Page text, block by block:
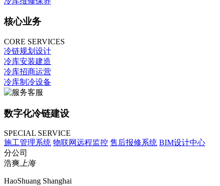
核心业务
CORE SERVICES
冷链规划设计
冷库安装建造
冷库招商运营
冷库制冷设备
数字化冷链建设
SPECIAL SERVICE
施工管理系统 物联网远程监控 售后报修系统 BIM设计中心
分公司
浩爽上海
HaoShuang Shanghai